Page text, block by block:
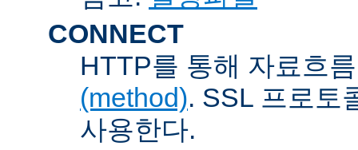
CONNECT
HTTP를 통해 자료흐
(method). SSL 프로토
사용한다.